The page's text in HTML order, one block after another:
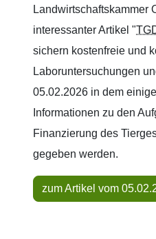
Landwirtschaftskammer
interessanter Artikel "
sichern kostenfreie und
Laboruntersuchungen
05.02.2026 in dem
Informationen zu den
Finanzierung des
gegeben werden.
zum Artikel vom